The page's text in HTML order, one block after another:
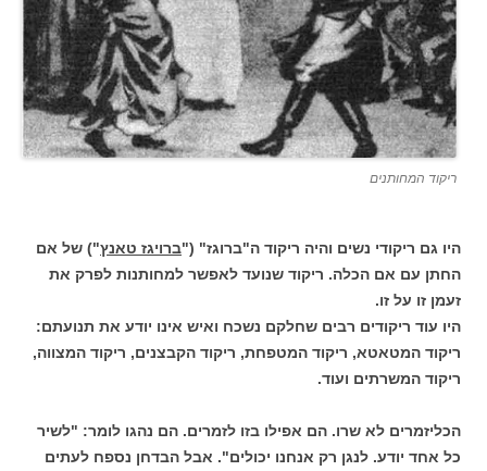
ריקוד המחותנים
היו גם ריקודי נשים והיה ריקוד ה"ברוגז" ("ברויגז טאנץ") של אם
החתן עם אם הכלה. ריקוד שנועד לאפשר למחותנות לפרק את
זעמן זו על זו.
היו עוד ריקודים רבים שחלקם נשכח ואיש אינו יודע את תנועתם:
ריקוד המטאטא, ריקוד המטפחת, ריקוד הקבצנים, ריקוד המצווה,
ריקוד המשרתים ועוד.
הכליזמרים לא שרו. הם אפילו בזו לזמרים. הם נהגו לומר: "לשיר
כל אחד יודע. לנגן רק אנחנו יכולים". אבל הבדחן נספח לעתים